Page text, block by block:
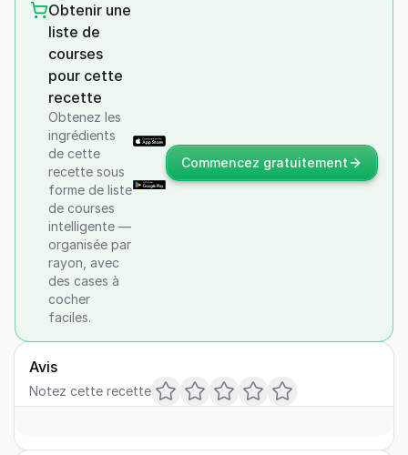
Obtenir une
liste de
courses
pour cette
recette
Obtenez les
ingrédients
de cette
recette sous
forme de liste
de courses
intelligente —
organisée par
rayon, avec
des cases à
cocher
faciles.
Commencez gratuitement
Avis
Notez cette recette